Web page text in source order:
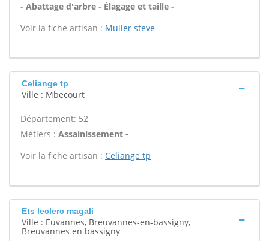
- Abattage d'arbre - Élagage et taille -
Voir la fiche artisan : Muller steve
Celiange tp
Ville : Mbecourt
Département: 52
Métiers : Assainissement -
Voir la fiche artisan : Celiange tp
Ets leclerc magali
Ville : Euvannes, Breuvannes-en-bassigny,
Breuvannes en bassigny